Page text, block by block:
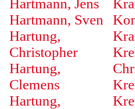
Hartmann, Jens
Hartmann, Sven
Hartung,
Christopher
Hartung,
Clemens
Hartung,